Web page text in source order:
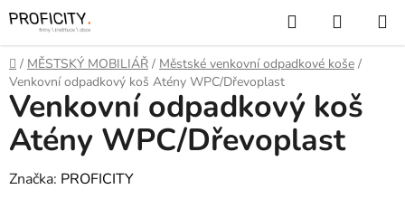
Přejít
na
obsah
Hledat
KOŠÍK
Domů
/ MĚSTSKÝ MOBILIÁŘ / Městské venkovní odpadkové koše /
Venkovní odpadkový koš Atény WPC/Dřevoplast
Venkovní odpadkový koš
Atény WPC/Dřevoplast
Značka: PROFICITY